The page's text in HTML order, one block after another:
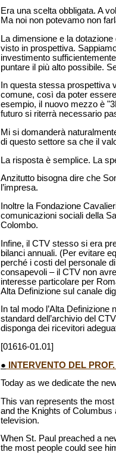
Era una scelta obbligata. A
Ma noi non potevamo non
La dimensione e la
visto in prospettiva.
investimento
puntare il più alto possibile.
In questa stessa prospettiva
comune, così da poter
esempio, il nuovo mezzo è
futuro si riterrà necessario
Mi si domanderà
di questo settore sa che il
La risposta è semplice. La
Anzitutto bisogna dire che
l’impresa.
Inoltre la Fondazione
comunicazioni sociali della
Colombo.
Infine, il CTV stesso si era
bilanci annuali. (Per evitare
perché i costi del personale
consapevoli – il CTV non
interesse particolare per
Alta Definizione sul canale
In tal modo l’Alta
standard dell’archivio del
disponga dei ricevitori
[01616-01.01]
● INTERVENTO DEL
Today as we dedicate the
This van represents the
and the Knights of
television.
When St. Paul preached a
the most people could see